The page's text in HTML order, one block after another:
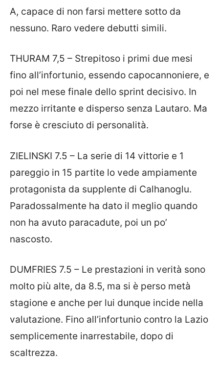
A, capace di non farsi mettere sotto da
nessuno. Raro vedere debutti simili.
THURAM 7,5 – Strepitoso i primi due mesi
fino all’infortunio, essendo capocannoniere, e
poi nel mese finale dello sprint decisivo. In
mezzo irritante e disperso senza Lautaro. Ma
forse è cresciuto di personalità.
ZIELINSKI 7.5 – La serie di 14 vittorie e 1
pareggio in 15 partite lo vede ampiamente
protagonista da supplente di Calhanoglu.
Paradossalmente ha dato il meglio quando
non ha avuto paracadute, poi un po’
nascosto.
DUMFRIES 7.5 – Le prestazioni in verità sono
molto più alte, da 8.5, ma si è perso metà
stagione e anche per lui dunque incide nella
valutazione. Fino all’infortunio contro la Lazio
semplicemente inarrestabile, dopo di
scaltrezza.